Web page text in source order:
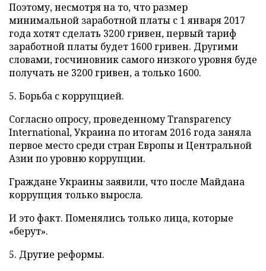
Поэтому, несмотря на то, что размер
минимальной заработной платы с 1 января 2017
года хотят сделать 3200 гривен, первый тариф
заработной платы будет 1600 гривен. Другими
словами, госчиновник самого низкого уровня буде
получать не 3200 гривен, а только 1600.
5. Борьба с коррупцией.
Согласно опросу, проведенному Transparency
International, Украина по итогам 2016 года заняла
первое место среди стран Европы и Центральной
Азии по уровню коррупции.
Граждане Украины заявили, что после Майдана
коррупция только выросла.
И это факт. Поменялись только лица, которые
«берут».
5. Другие реформы.